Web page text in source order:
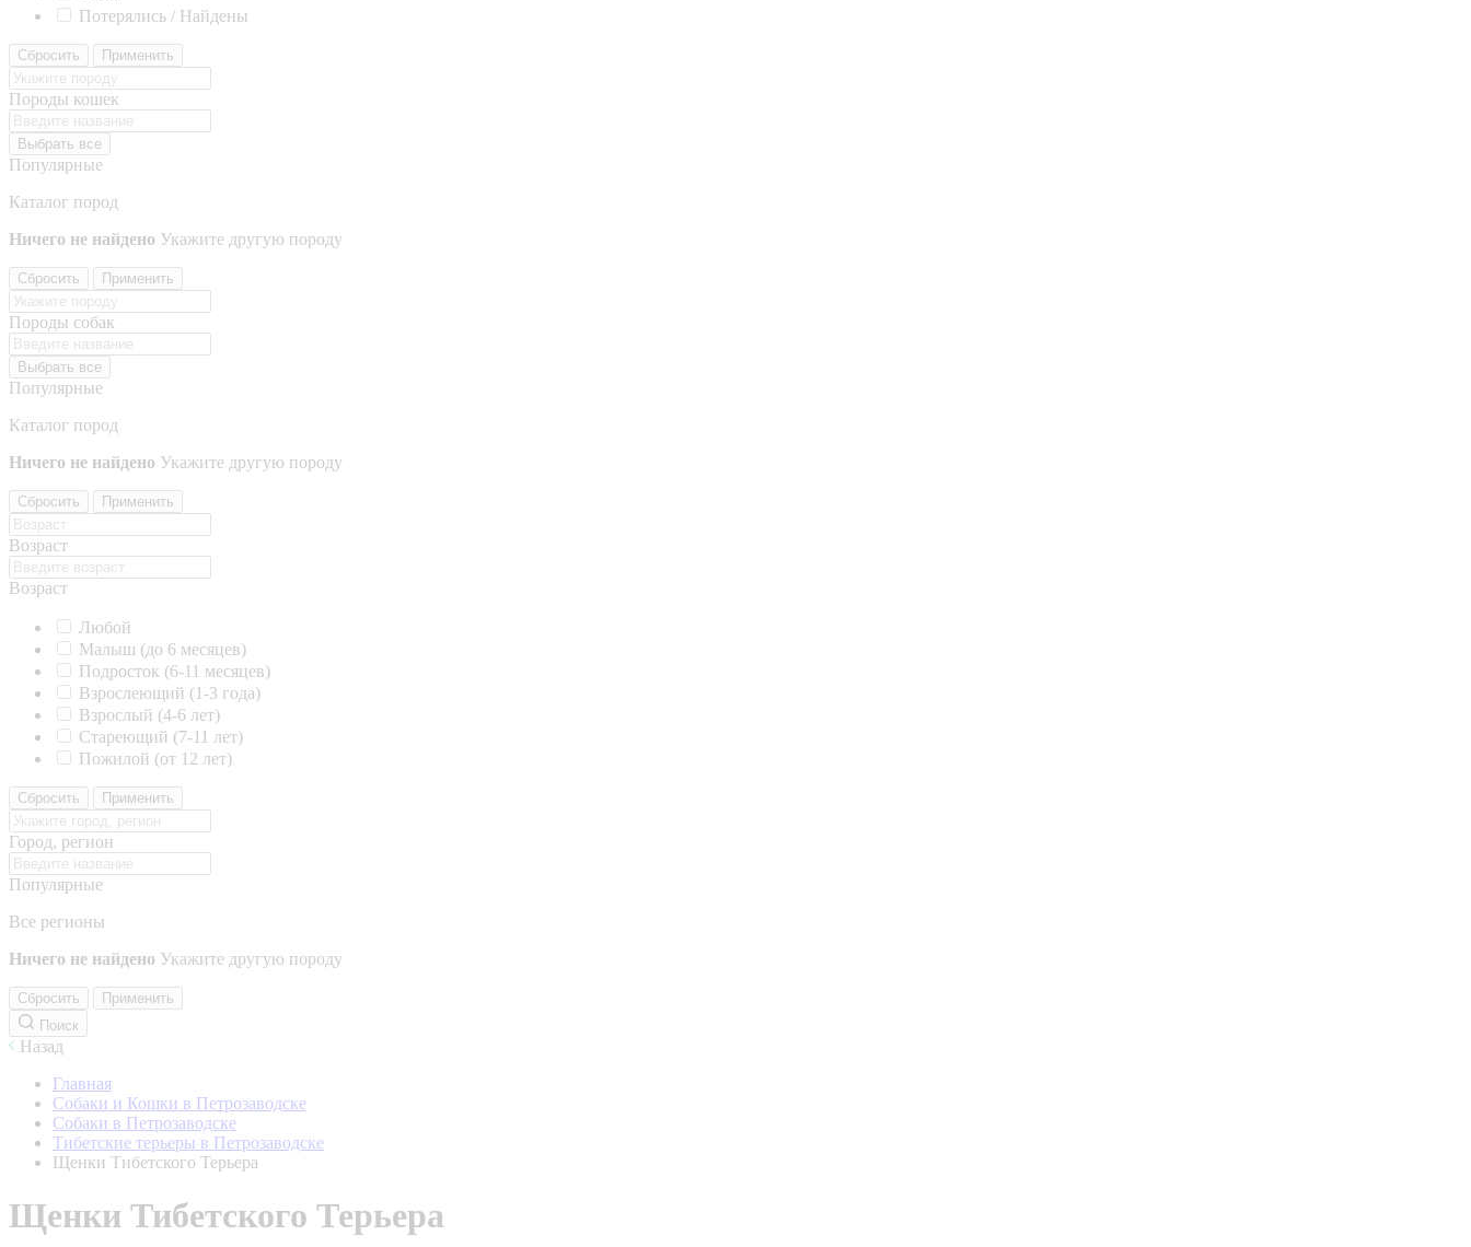
Потерялись / Найдены
Сбросить Применить
Породы кошек
Выбрать все
Популярные
Каталог пород
Ничего не найдено Укажите другую породу
Сбросить Применить
Породы собак
Выбрать все
Популярные
Каталог пород
Ничего не найдено Укажите другую породу
Сбросить Применить
Возраст
Возраст
Любой
Малыш (до 6 месяцев)
Подросток (6-11 месяцев)
Взрослеющий (1-3 года)
Взрослый (4-6 лет)
Стареющий (7-11 лет)
Пожилой (от 12 лет)
Сбросить Применить
Город, регион
Популярные
Все регионы
Ничего не найдено Укажите другую породу
Сбросить
Применить
Поиск
Назад
Главная
Собаки и Кошки в Петрозаводске
Собаки в Петрозаводске
Тибетские терьеры в Петрозаводске
Щенки Тибетского Терьера
Щенки Тибетского Терьера